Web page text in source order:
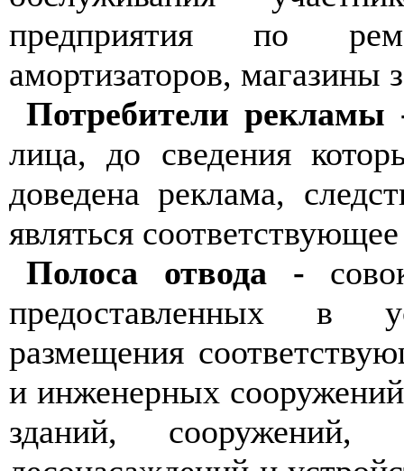
предприятия по
амортизаторов, магазины
Потребители рекламы
лица, до сведения
доведена реклама,
являться
Полоса отвода -
предоставленных в
размещения
и инженерных
зданий,